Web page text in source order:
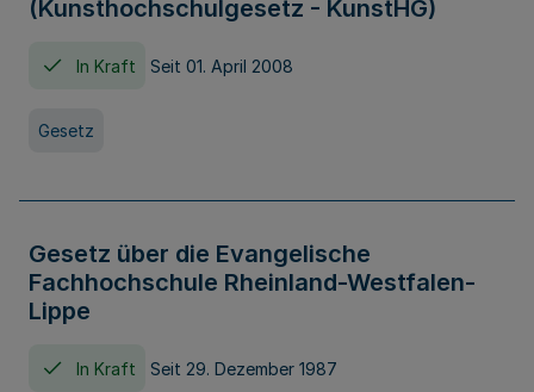
(Kunsthochschulgesetz - KunstHG)
In Kraft Seit 01. April 2008
Gesetz
Gesetz über die Evangelische
Fachhochschule Rheinland-Westfalen-
Lippe
In Kraft Seit 29. Dezember 1987